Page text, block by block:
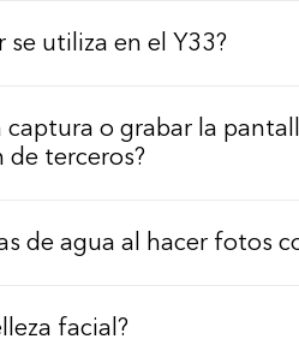
utiliza en el Y33?
o grabar la
terceros?
de agua al hacer fotos
facial?